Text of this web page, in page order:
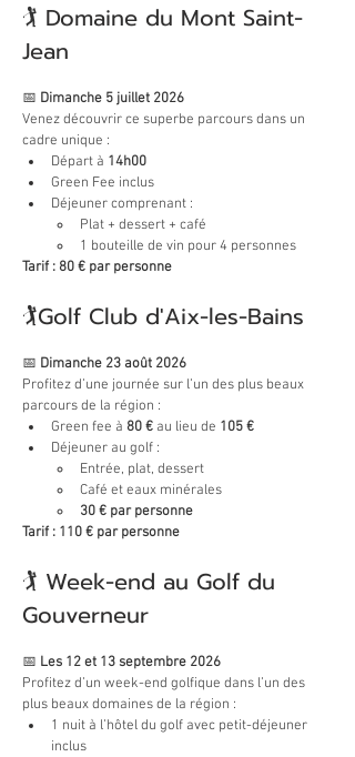
🏌️ Domaine du Mont Saint-
Jean
📅 Dimanche 5 juillet 2026
Venez découvrir ce superbe parcours dans un
cadre unique :
Départ à 14h00
Green Fee inclus
Déjeuner comprenant :
Plat + dessert + café
1 bouteille de vin pour 4 personnes
Tarif : 80 € par personne
🏌️Golf Club d'Aix-les-Bains
📅 Dimanche 23 août 2026
Profitez d’une journée sur l’un des plus beaux
parcours de la région :
Green fee à 80 € au lieu de 105 €
Déjeuner au golf :
Entrée, plat, dessert
Café et eaux minérales
30 € par personne
Tarif : 110 € par personne
🏌️ Week-end au Golf du
Gouverneur
📅 Les 12 et 13 septembre 2026
Profitez d’un week-end golfique dans l’un des
plus beaux domaines de la région :
1 nuit à l’hôtel du golf avec petit-déjeuner
inclus